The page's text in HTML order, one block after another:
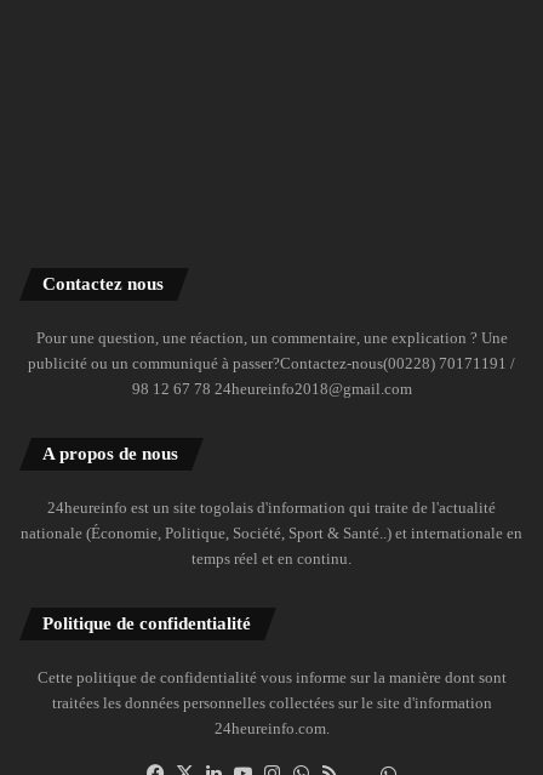
Contactez nous
Pour une question, une réaction, un commentaire, une explication ? Une
publicité ou un communiqué à passer?Contactez-nous(00228) 70171191 /
98 12 67 78 24heureinfo2018@gmail.com
A propos de nous
24heureinfo est un site togolais d'information qui traite de l'actualité
nationale (Économie, Politique, Société, Sport & Santé..) et internationale en
temps réel et en continu.
Politique de confidentialité
Cette politique de confidentialité vous informe sur la manière dont sont
traitées les données personnelles collectées sur le site d'information
24heureinfo.com.